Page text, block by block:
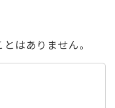
はありません。